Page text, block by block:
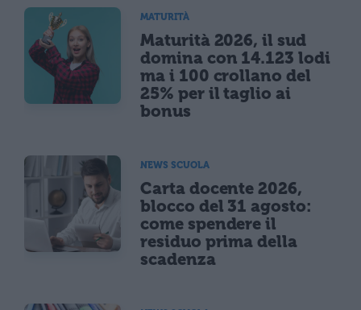
MATURITÀ
Maturità 2026, il sud
domina con 14.123 lodi
ma i 100 crollano del
25% per il taglio ai
bonus
NEWS SCUOLA
Carta docente 2026,
blocco del 31 agosto:
come spendere il
residuo prima della
scadenza